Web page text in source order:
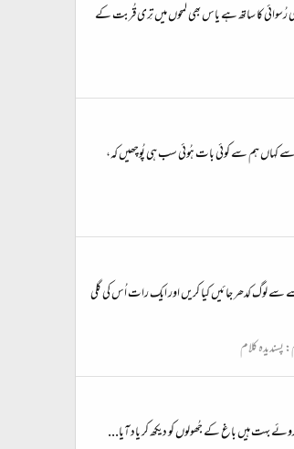
رُسوائی کا ساتھ ہے یاس بھی لمحوں میں تِری قُربت کے
کہاں ہم سے کوئی بات ہُوئی سب ہی پُوچھیں کہ،
سے لوگ کدھر جائیں کیا کریں اور ایک رات اُس کی گلی
پسندیدہ کلام
روئے بہت ہیں باغ کے جُھولوں کو دیکھ کر یاد آیا...